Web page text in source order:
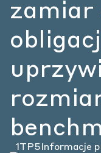
zamiar
1TP5Informacje